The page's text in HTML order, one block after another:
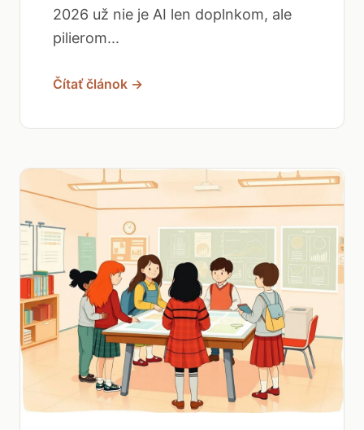
2026 už nie je AI len doplnkom, ale
pilierom...
Čítať článok →